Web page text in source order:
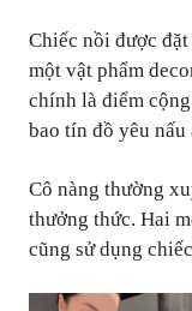
Chiếc nồi được
một vật phẩm
chính là điểm
bao tín đồ yêu nấu
Cô nàng thường
thưởng thức. Hai
cũng sử dụng